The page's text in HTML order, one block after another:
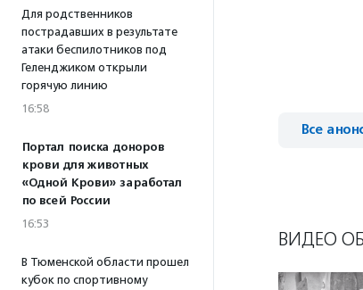
Для родственников
пострадавших в результате
атаки беспилотников под
Геленджиком открыли
горячую линию
16:58
Портал поиска доноров
крови для животных
«Одной Крови» заработал
по всей России
16:53
В Тюменской области прошел
кубок по спортивному
Все
ВИДЕО